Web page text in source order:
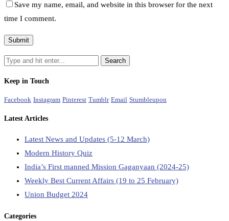
Save my name, email, and website in this browser for the next
time I comment.
Keep in Touch
Facebook Instagram Pinterest Tumblr Email Stumbleupon
Latest Articles
Latest News and Updates (5-12 March)
Modern History Quiz
India’s First manned Mission Gaganyaan (2024-25)
Weekly Best Current Affairs (19 to 25 February)
Union Budget 2024
Categories